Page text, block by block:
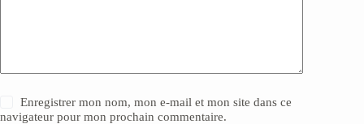
Enregistrer mon nom, mon e-mail et mon site dans ce
navigateur pour mon prochain commentaire.